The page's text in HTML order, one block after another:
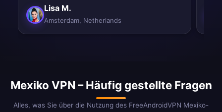
Lisa M.
Amsterdam, Netherlands
Mexiko VPN – Häufig gestellte Fragen
Alles, was Sie über die Nutzung des FreeAndroidVPN Mexiko-